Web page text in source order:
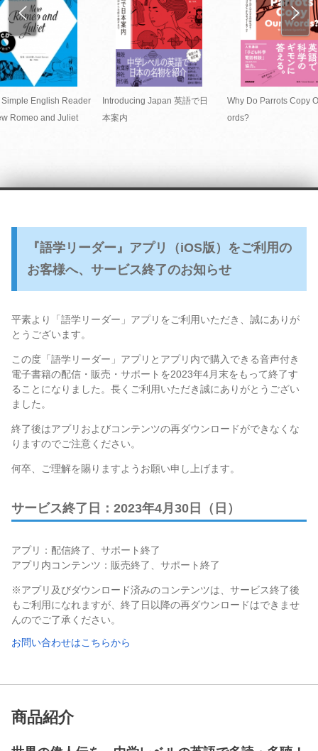
English Reader
Romeo and Juliet
Introducing Japan 英語で日
本案内
Why Do Parrots Copy
ords?
『語学リーダー』アプリ（iOS版）をご利用の
お客様へ、サービス終了のお知らせ
平素より「語学リーダー」アプリをご利用いただき、誠にありが
とうございます。
この度「語学リーダー」アプリとアプリ内で購入できる音声付き
電子書籍の配信・販売・サポートを2023年4月末をもって終了す
ることになりました。長くご利用いただき誠にありがとうござい
ました。
終了後はアプリおよびコンテンツの再ダウンロードができなくな
りますのでご注意ください。
何卒、ご理解を賜りますようお願い申し上げます。
サービス終了日：2023年4月30日（日）
アプリ：配信終了、サポート終了
アプリ内コンテンツ：販売終了、サポート終了
※アプリ及びダウンロード済みのコンテンツは、サービス終了後
もご利用になれますが、終了日以降の再ダウンロードはできませ
んのでご了承ください。
お問い合わせはこちらから
商品紹介